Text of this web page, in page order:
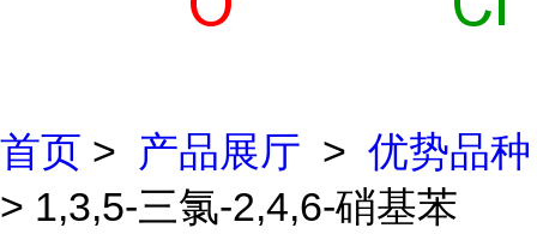
首页 > 产品展厅 > 优势品种
> 1,3,5-三氯-2,4,6-硝基苯